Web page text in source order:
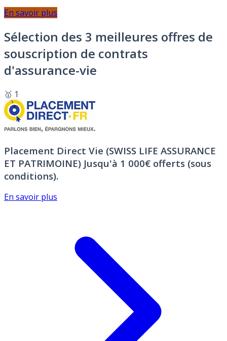
En savoir plus
Sélection des 3 meilleures offres de
souscription de contrats
d'assurance-vie
🥇 1
Placement Direct Vie (SWISS LIFE ASSURANCE
ET PATRIMOINE) Jusqu'à 1 000€ offerts (sous
conditions).
En savoir plus